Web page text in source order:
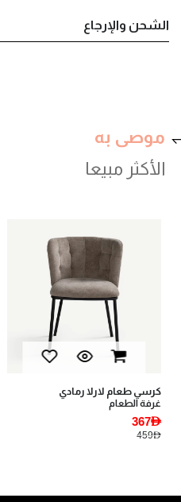
الشحن والإرجاع
موصى به
كرسي طعام لارلا رمادي
غرفة الطعام
367AED
459AED
الأكثر مبيعا